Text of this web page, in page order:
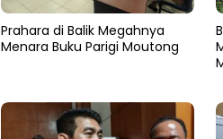
Prahara di Balik Megahnya
Menara Buku Parigi Moutong